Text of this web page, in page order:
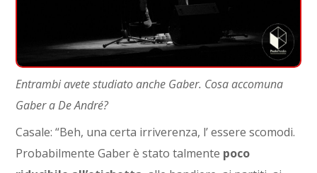
Entrambi avete studiato anche Gaber. Cosa accomuna
Gaber a De André?
Casale: “Beh, una certa irriverenza, l’ essere scomodi.
Probabilmente Gaber è stato talmente poco